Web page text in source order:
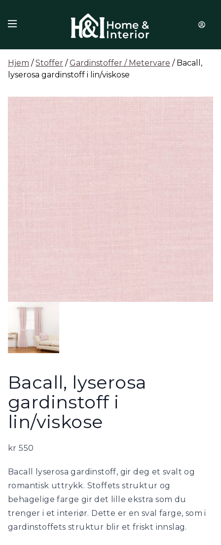
Hjem /Stoffer /Gardinstoffer / Metervare / Bacall,
lyserosa gardinstoff i lin/viskose
Bacall, lyserosa
gardinstoff i
lin/viskose
kr 550
Bacall lyserosa gardinstoff, gir deg et svalt og
romantisk uttrykk. Stoffets struktur og
behagelige farge gir det lille ekstra som du
trenger i et interiør. Dette er en sval farge, som i
gardinstoffets struktur blir et friskt innslag.